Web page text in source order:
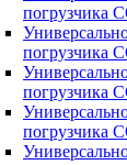
погрузчика
погрузчика
погрузчика
погрузчика